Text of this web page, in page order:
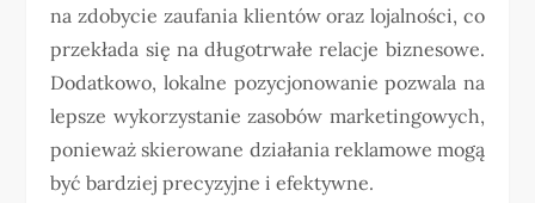
na zdobycie zaufania klientów oraz lojalności, co
przekłada się na długotrwałe relacje biznesowe.
Dodatkowo, lokalne pozycjonowanie pozwala na
lepsze wykorzystanie zasobów marketingowych,
ponieważ skierowane działania reklamowe mogą
być bardziej precyzyjne i efektywne.